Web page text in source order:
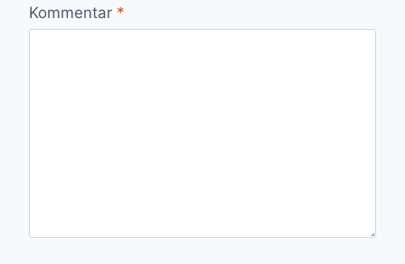
Kommentar *